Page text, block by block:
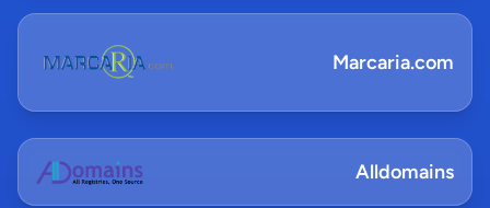
Marcaria.com
Alldomains